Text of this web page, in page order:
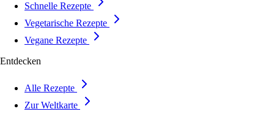
Schnelle Rezepte
Vegetarische Rezepte
Vegane Rezepte
Entdecken
Alle Rezepte
Zur Weltkarte